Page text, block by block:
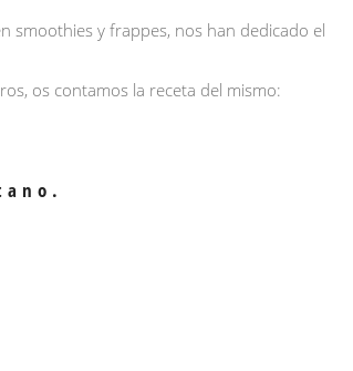
smoothies y frappes, nos han dedicado el
os contamos la receta del mismo: